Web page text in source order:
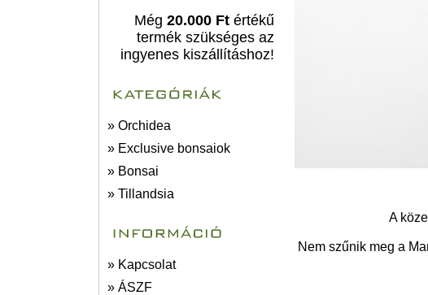
Még 20.000 Ft értékű
termék szükséges az
ingyenes kiszállításhoz!
» Orchidea
» Exclusive bonsaiok
» Bonsai
» Tillandsia
» Kapcsolat
» ÁSZF
A
Nem szűnik meg a